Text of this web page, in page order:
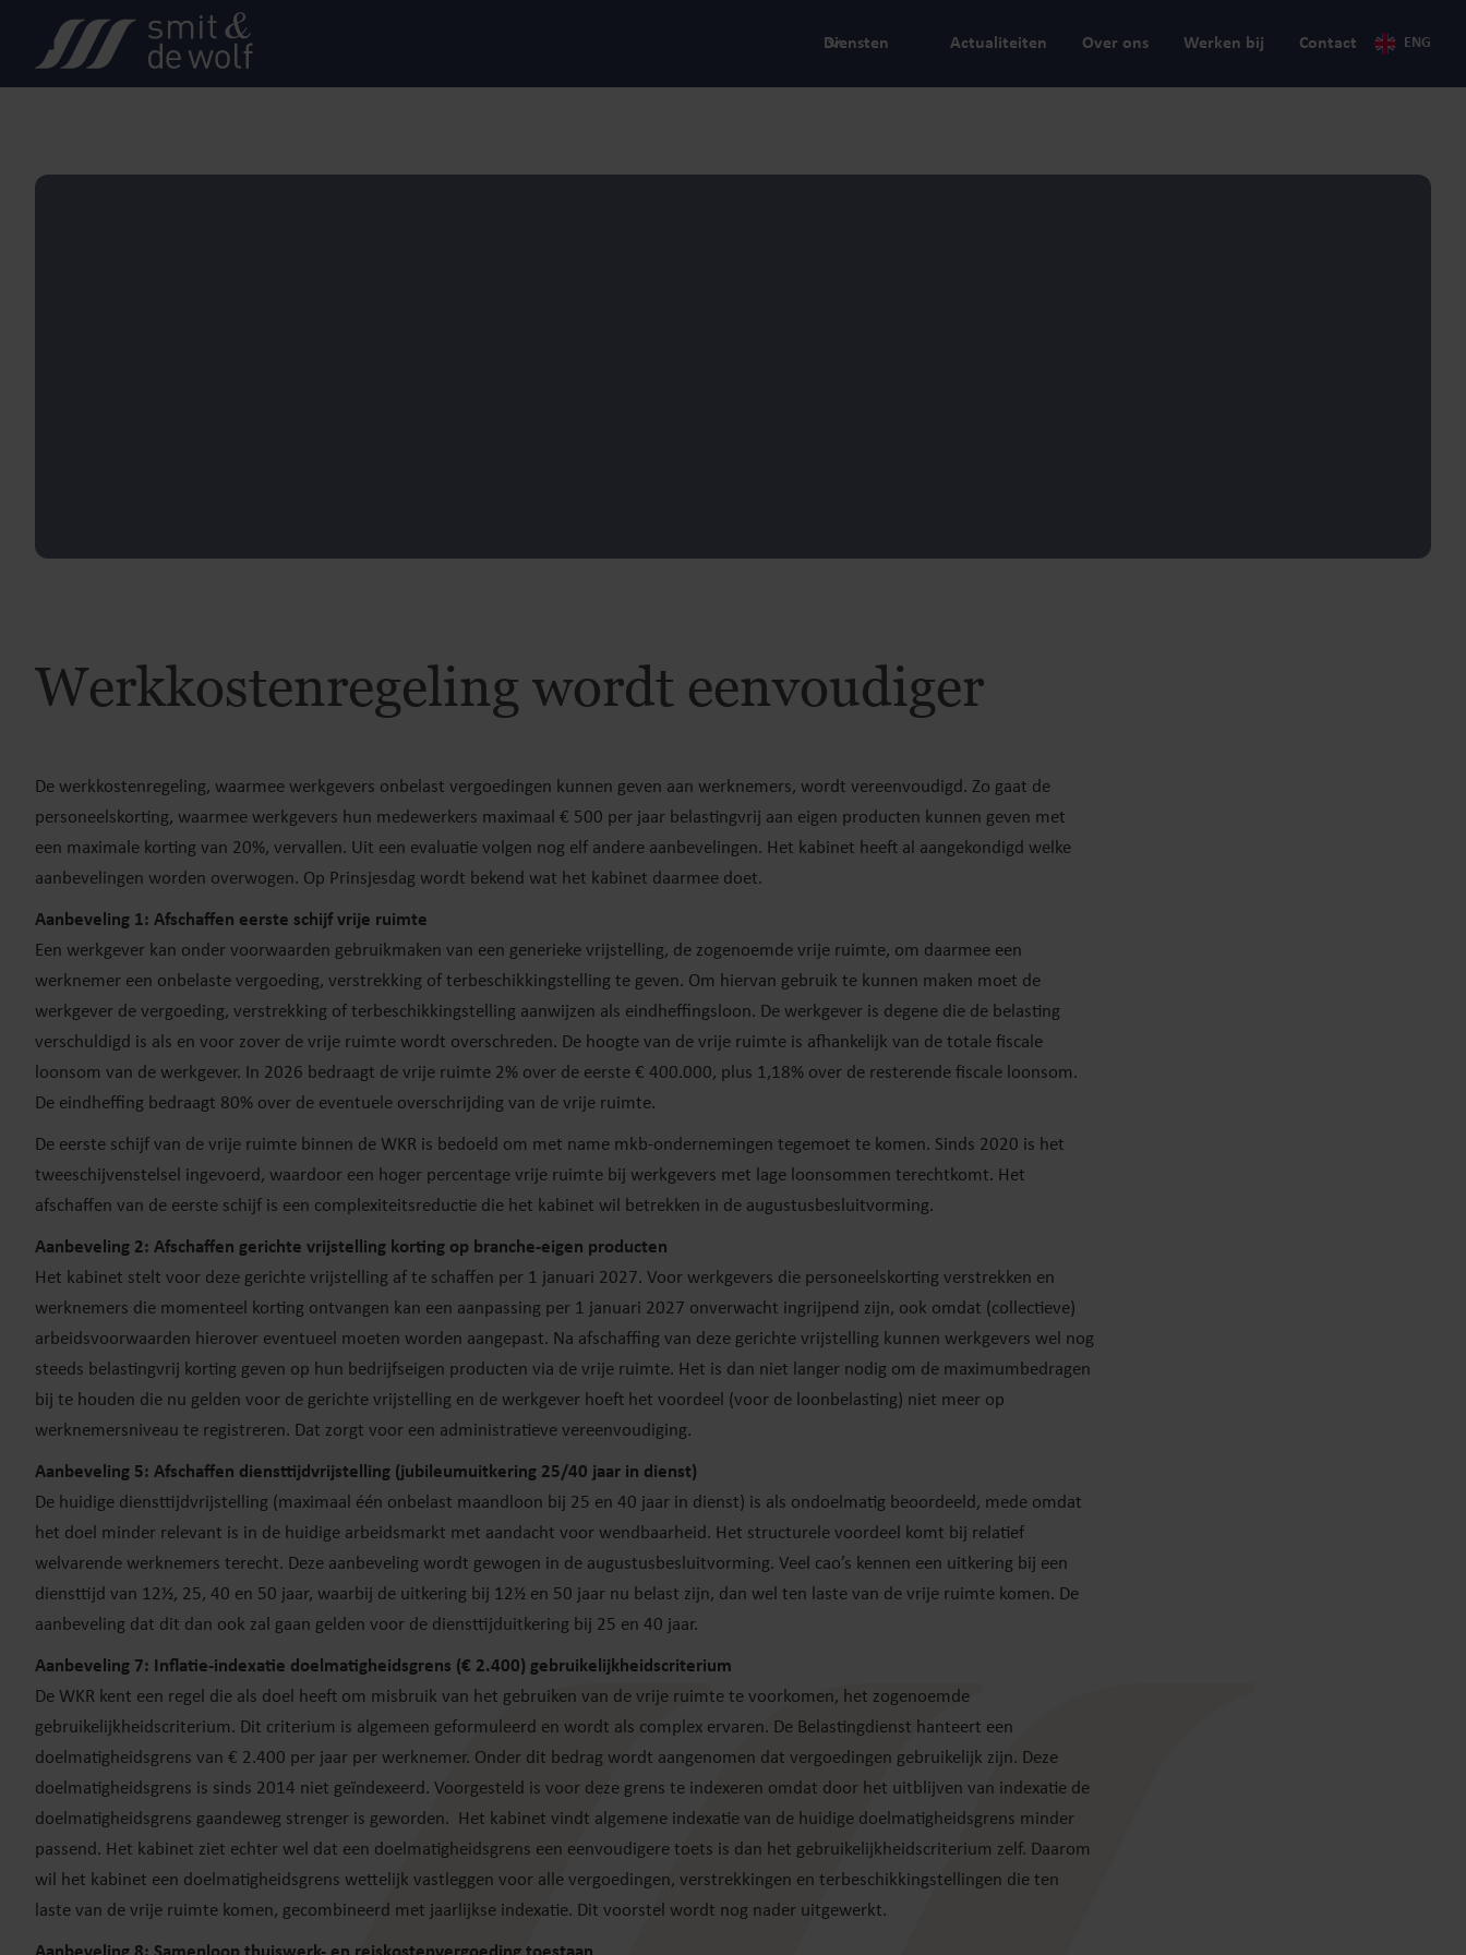
Diensten Actualiteiten Over ons Werken bij Contact ENG
Werkkostenregeling wordt eenvoudiger
De werkkostenregeling, waarmee werkgevers onbelast vergoedingen kunnen geven aan werknemers, wordt vereenvoudigd. Zo gaat de
personeelskorting, waarmee werkgevers hun medewerkers maximaal € 500 per jaar belastingvrij aan eigen producten kunnen geven met
een maximale korting van 20%, vervallen. Uit een evaluatie volgen nog elf andere aanbevelingen. Het kabinet heeft al aangekondigd welke
aanbevelingen worden overwogen. Op Prinsjesdag wordt bekend wat het kabinet daarmee doet.
Aanbeveling 1: Afschaffen eerste schijf vrije ruimte
Een werkgever kan onder voorwaarden gebruikmaken van een generieke vrijstelling, de zogenoemde vrije ruimte, om daarmee een
werknemer een onbelaste vergoeding, verstrekking of terbeschikkingstelling te geven. Om hiervan gebruik te kunnen maken moet de
werkgever de vergoeding, verstrekking of terbeschikkingstelling aanwijzen als eindheffingsloon. De werkgever is degene die de belasting
verschuldigd is als en voor zover de vrije ruimte wordt overschreden. De hoogte van de vrije ruimte is afhankelijk van de totale fiscale
loonsom van de werkgever. In 2026 bedraagt de vrije ruimte 2% over de eerste € 400.000, plus 1,18% over de resterende fiscale loonsom.
De eindheffing bedraagt 80% over de eventuele overschrijding van de vrije ruimte.
De eerste schijf van de vrije ruimte binnen de WKR is bedoeld om met name mkb-ondernemingen tegemoet te komen. Sinds 2020 is het
tweeschijvenstelsel ingevoerd, waardoor een hoger percentage vrije ruimte bij werkgevers met lage loonsommen terechtkomt. Het
afschaffen van de eerste schijf is een complexiteitsreductie die het kabinet wil betrekken in de augustusbesluitvorming.
Aanbeveling 2: Afschaffen gerichte vrijstelling korting op branche-eigen producten
Het kabinet stelt voor deze gerichte vrijstelling af te schaffen per 1 januari 2027. Voor werkgevers die personeelskorting verstrekken en
werknemers die momenteel korting ontvangen kan een aanpassing per 1 januari 2027 onverwacht ingrijpend zijn, ook omdat (collectieve)
arbeidsvoorwaarden hierover eventueel moeten worden aangepast. Na afschaffing van deze gerichte vrijstelling kunnen werkgevers wel nog
steeds belastingvrij korting geven op hun bedrijfseigen producten via de vrije ruimte. Het is dan niet langer nodig om de maximumbedragen
bij te houden die nu gelden voor de gerichte vrijstelling en de werkgever hoeft het voordeel (voor de loonbelasting) niet meer op
werknemersniveau te registreren. Dat zorgt voor een administratieve vereenvoudiging.
Aanbeveling 5: Afschaffen diensttijdvrijstelling (jubileumuitkering 25/40 jaar in dienst)
De huidige diensttijdvrijstelling (maximaal één onbelast maandloon bij 25 en 40 jaar in dienst) is als ondoelmatig beoordeeld, mede omdat
het doel minder relevant is in de huidige arbeidsmarkt met aandacht voor wendbaarheid. Het structurele voordeel komt bij relatief
welvarende werknemers terecht. Deze aanbeveling wordt gewogen in de augustusbesluitvorming. Veel cao’s kennen een uitkering bij een
diensttijd van 12½, 25, 40 en 50 jaar, waarbij de uitkering bij 12½ en 50 jaar nu belast zijn, dan wel ten laste van de vrije ruimte komen. De
aanbeveling dat dit dan ook zal gaan gelden voor de diensttijduitkering bij 25 en 40 jaar.
Aanbeveling 7: Inflatie-indexatie doelmatigheidsgrens (€ 2.400) gebruikelijkheidscriterium
De WKR kent een regel die als doel heeft om misbruik van het gebruiken van de vrije ruimte te voorkomen, het zogenoemde
gebruikelijkheidscriterium. Dit criterium is algemeen geformuleerd en wordt als complex ervaren. De Belastingdienst hanteert een
doelmatigheidsgrens van € 2.400 per jaar per werknemer. Onder dit bedrag wordt aangenomen dat vergoedingen gebruikelijk zijn. Deze
doelmatigheidsgrens is sinds 2014 niet geïndexeerd. Voorgesteld is voor deze grens te indexeren omdat door het uitblijven van indexatie de
doelmatigheidsgrens gaandeweg strenger is geworden. Het kabinet vindt algemene indexatie van de huidige doelmatigheidsgrens minder
passend. Het kabinet ziet echter wel dat een doelmatigheidsgrens een eenvoudigere toets is dan het gebruikelijkheidscriterium zelf. Daarom
wil het kabinet een doelmatigheidsgrens wettelijk vastleggen voor alle vergoedingen, verstrekkingen en terbeschikkingstellingen die ten
laste van de vrije ruimte komen, gecombineerd met jaarlijkse indexatie. Dit voorstel wordt nog nader uitgewerkt.